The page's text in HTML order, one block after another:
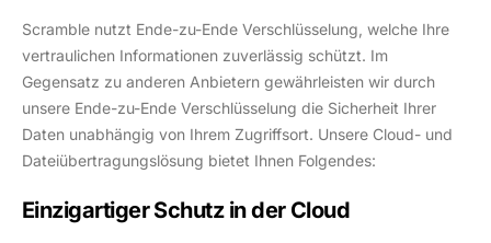
Scramble nutzt Ende-zu-Ende Verschlüsselung, welche Ihre
vertraulichen Informationen zuverlässig schützt. Im
Gegensatz zu anderen Anbietern gewährleisten wir durch
unsere Ende-zu-Ende Verschlüsselung die Sicherheit Ihrer
Daten unabhängig von Ihrem Zugriffsort. Unsere Cloud- und
Dateiübertragungslösung bietet Ihnen Folgendes:
Einzigartiger Schutz in der Cloud